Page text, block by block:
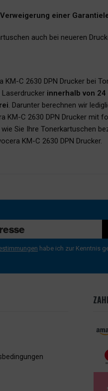
einer
auch bei neueren
C 2630 DPN Drucker bei
Laserdrucker innerhalb von 24
. Darunter berechnen wir
KM-C 2630 DPN Drucker mit
Sie Ihre Tonerkartuschen
KM-C 2630 DPN Drucker.
habe ich zur Kenntnis